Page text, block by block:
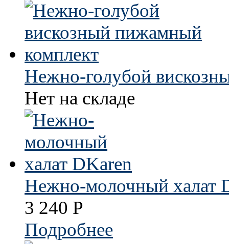
Нежно-голубой
Нет на складе
Нежно-молочный халат
3 240 Р
Подробнее